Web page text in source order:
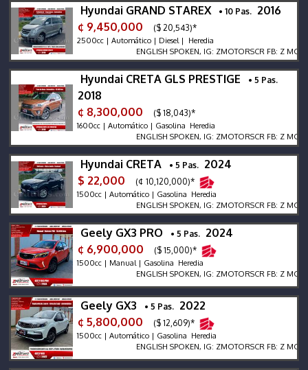
Hyundai GRAND STAREX • 10 Pas. 2016
¢ 9,450,000
($ 20,543)*
2500cc | Automático | Diesel | Heredia
ENGLISH SPOKEN, IG: ZMOTORSCR FB: Z
Hyundai CRETA GLS PRESTIGE • 5 Pas.
2018
¢ 8,300,000
($ 18,043)*
1600cc | Automático | Gasolina Heredia
ENGLISH SPOKEN, IG: ZMOTORSCR FB: Z
Hyundai CRETA • 5 Pas. 2024
$ 22,000
(¢ 10,120,000)*
1500cc | Automático | Gasolina Heredia
ENGLISH SPOKEN, IG: ZMOTORSCR FB: Z
Geely GX3 PRO • 5 Pas. 2024
¢ 6,900,000
($ 15,000)*
1500cc | Manual | Gasolina Heredia
ENGLISH SPOKEN, IG: ZMOTORSCR FB: Z
Geely GX3 • 5 Pas. 2022
¢ 5,800,000
($ 12,609)*
1500cc | Automático | Gasolina Heredia
ENGLISH SPOKEN, IG: ZMOTORSCR FB: Z